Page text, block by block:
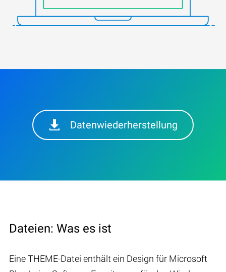
Datenwiederherstellung
Dateien: Was es ist
Eine THEME-Datei enthält ein Design für Microsoft